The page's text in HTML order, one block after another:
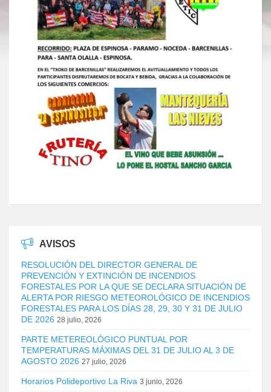
AVISOS
RESOLUCIÓN DEL DIRECTOR GENERAL DE
PREVENCIÓN Y EXTINCIÓN DE INCENDIOS
FORESTALES POR LA QUE SE DECLARA SITUACIÓN DE
ALERTA POR RIESGO METEOROLÓGICO DE INCENDIOS
FORESTALES PARA LOS DÍAS 28, 29, 30 Y 31 DE JULIO
DE 2026 28 julio, 2026
PARTE METEREOLÓGICO PUNTUAL POR
TEMPERATURAS MÁXIMAS DEL 31 DE JULIO AL 3 DE
AGOSTO 2026 27 julio, 2026
Horarios Polideportivo La Riva 3 junio, 2026